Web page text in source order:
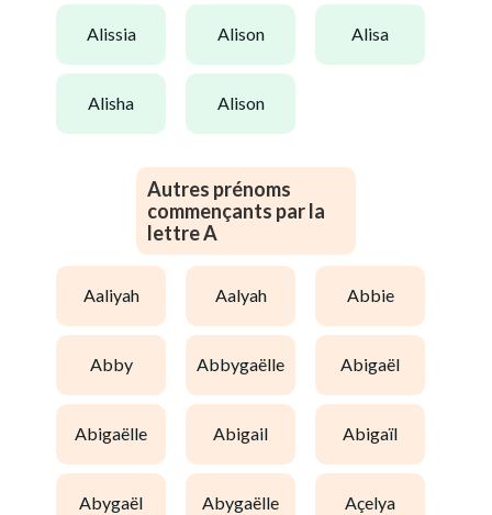
alissia alison alisa
alisha alison
Autres prénoms
commençants par la
lettre A
aaliyah aalyah abbie
abby abbygaëlle abigaël
abigaëlle abigail abigaïl
abygaël abygaëlle açelya